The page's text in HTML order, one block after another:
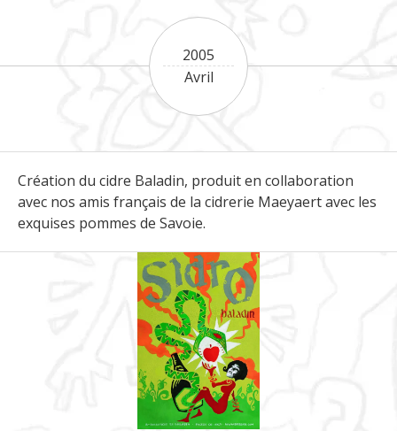
2005
Avril
Création du cidre Baladin, produit en collaboration
avec nos amis français de la cidrerie Maeyaert avec les
exquises pommes de Savoie.